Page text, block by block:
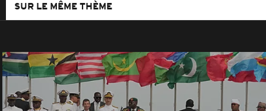
SUR LE MÊME THÈME